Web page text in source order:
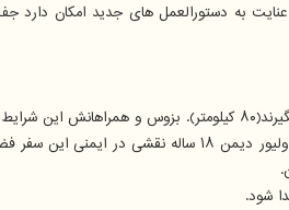
عنایت به دستورالعمل های جدید امکان
بر اساس این دستورالعمل ها، فضانوردان باید تحت یک پرواز دارای مجوز از اداره
خود به فضا باید فعالیتهایی ضروری برای حفظ ایمنی پرواز فضایی انجام دهند.
شود.